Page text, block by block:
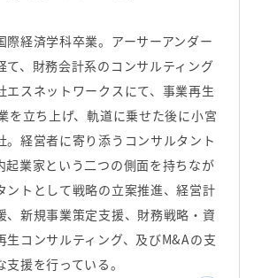
際経済学科卒業。アーサーアンダー
て、財務会計系のコンサルティング
エスネットワークスにて、事業再生
を立ち上げ、軌道に乗せた後に小宮
。経営者に寄り添うコンサルタント
起業家という二つの側面を持ちなが
ントとして戦略の立案推進、経営計
、新規事業策定支援、財務戦略・資
生コンサルティング、及びM&Aの支
援を行っている。